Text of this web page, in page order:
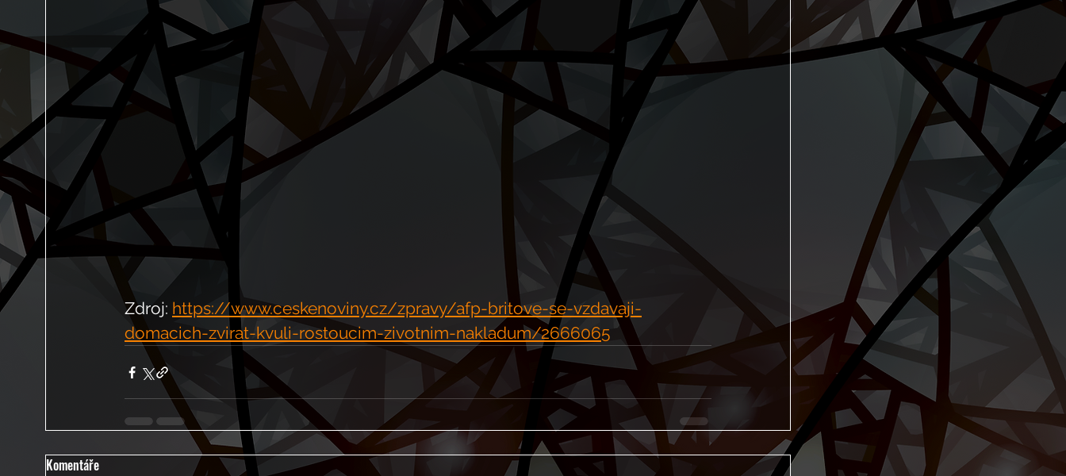
Zdroj: https://www.ceskenoviny.cz/zpravy/afp-britove-se-vzdavaji-
domacich-zvirat-kvuli-rostoucim-zivotnim-nakladum/2666065
Komentáře